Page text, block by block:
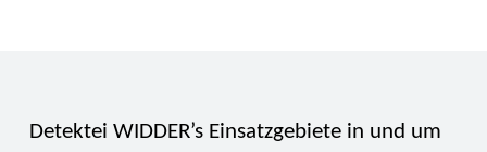
Detektei WIDDER’s Einsatzgebiete in und um